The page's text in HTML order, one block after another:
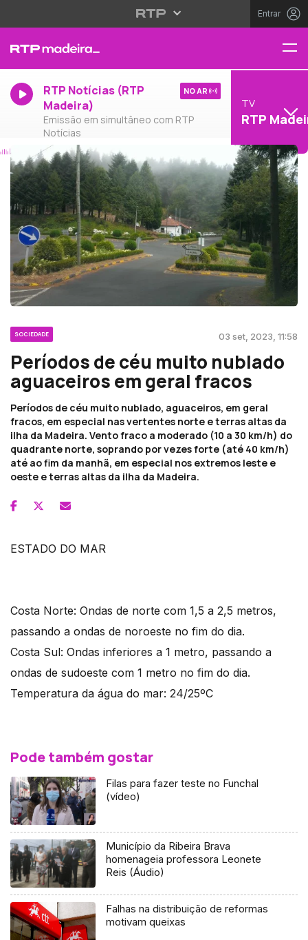
Entrar
RTP Notícias (RTP
Madeira)
Emissão em simultâneo com RTP
Notícias
NO AR
TV
RTP
SOCIEDADE 03 set, 2023, 11:58
Períodos de céu muito nublado
aguaceiros em geral fracos
Períodos de céu muito nublado, aguaceiros, em geral
fracos, em especial nas vertentes norte e terras altas da
ilha da Madeira. Vento fraco a moderado (10 a 30 km/h) do
quadrante norte, soprando por vezes forte (até 40 km/h)
até ao fim da manhã, em especial nos extremos leste e
oeste e terras altas da ilha da Madeira.
ESTADO DO MAR
Costa Norte: Ondas de norte com 1,5 a 2,5 metros,
passando a ondas de noroeste no fim do dia.
Costa Sul: Ondas inferiores a 1 metro, passando a
ondas de sudoeste com 1 metro no fim do dia.
Temperatura da água do mar: 24/25ºC
Pode também gostar
Filas para fazer teste no Funchal
(vídeo)
Município da Ribeira Brava
homenageia professora Leonete
Reis (Áudio)
Falhas na distribuição de reformas
motivam queixas